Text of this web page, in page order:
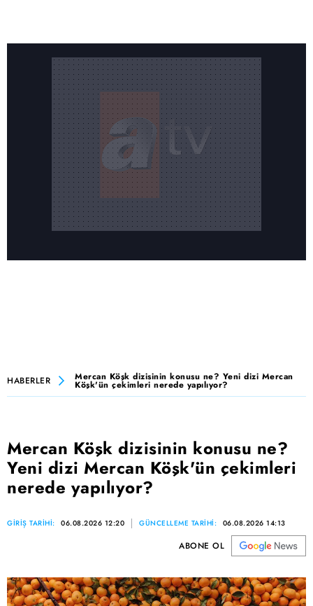
HABERLER Mercan Köşk dizisinin konusu ne? Yeni dizi Mercan
Köşk'ün çekimleri nerede yapılıyor?
Mercan Köşk dizisinin konusu ne?
Yeni dizi Mercan Köşk'ün çekimleri
nerede yapılıyor?
GİRİŞ TARİHİ: 06.08.2026 12:20 GÜNCELLEME TARİHİ: 06.08.2026 14:13
ABONE OL